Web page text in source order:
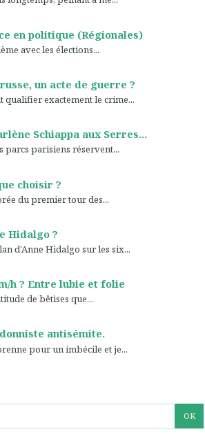
en politique (Régionales)
avec les élections...
un acte de guerre ?
qualifier exactement le crime...
Schiappa aux Serres...
parcs parisiens réservent...
choisir ?
du premier tour des...
Hidalgo ?
d'Anne Hidalgo sur les six...
h ? Entre lubie et folie
de bêtises que...
antisémite.
pour un imbécile et je...